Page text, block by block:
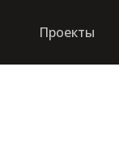
Проекты